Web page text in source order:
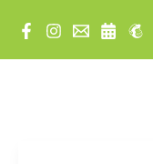
indholdet